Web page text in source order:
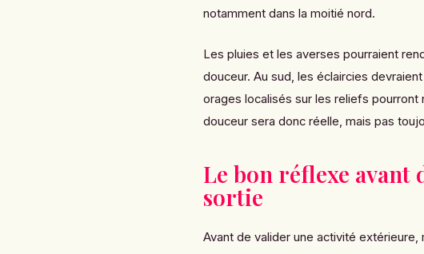
notamment dans la moitié nord.
Les pluies et les averses pourraient
douceur. Au sud, les éclaircies
orages localisés sur les reliefs pourront
douceur sera donc réelle, mais pas
Le bon réflexe avant
sortie
Avant de valider une activité